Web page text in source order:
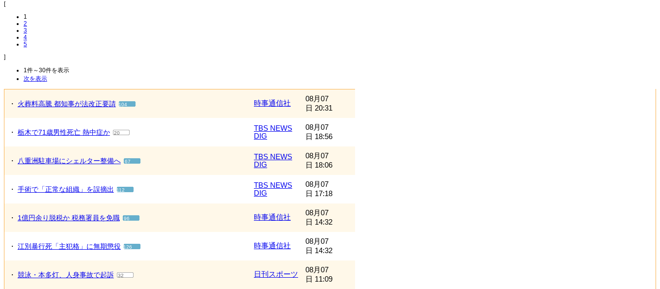
[
1
2
3
4
5
]
1件～30件を表示
次を表示
・ 火葬料高騰 都知事が法改正要請 104 時事通信社
08月07
日 20:31
・ 栃木で71歳男性死亡 熱中症か 20
TBS NEWS
DIG
08月07
日 18:56
・ 八重洲駐車場にシェルター整備へ 67
TBS NEWS
DIG
08月07
日 18:06
・ 手術で「正常な組織」を誤摘出 112
TBS NEWS
DIG
08月07
日 17:18
・ 1億円余り脱税か 税務署員を免職 96 時事通信社
08月07
日 14:32
・ 江別暴行死「主犯格」に無期懲役 126 時事通信社
08月07
日 14:32
・ 競泳・本多灯、人身事故で起訴 32 日刊スポーツ
08月07
日 11:09